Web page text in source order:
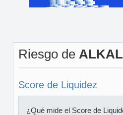
Riesgo de
Score de Liquidez
¿Qué mide el Score de